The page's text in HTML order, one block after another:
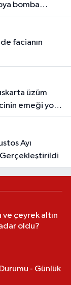
bomba
emeği yok
Gerçekleştirildi
ve çeyrek altın
oldu?
- Günlük